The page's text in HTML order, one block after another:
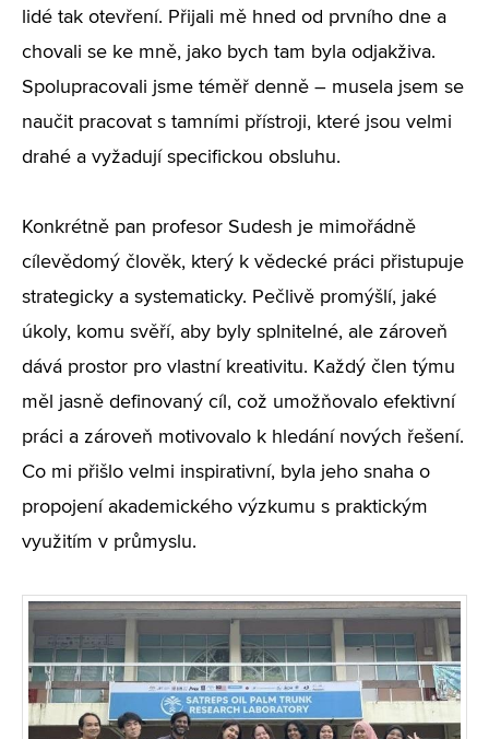
lidé tak otevření. Přijali mě hned od prvního dne a
chovali se ke mně, jako bych tam byla odjakživa.
Spolupracovali jsme téměř denně – musela jsem se
naučit pracovat s tamními přístroji, které jsou velmi
drahé a vyžadují specifickou obsluhu.
Konkrétně pan profesor Sudesh je mimořádně
cílevědomý člověk, který k vědecké práci přistupuje
strategicky a systematicky. Pečlivě promýšlí, jaké
úkoly, komu svěří, aby byly splnitelné, ale zároveň
dává prostor pro vlastní kreativitu. Každý člen týmu
měl jasně definovaný cíl, což umožňovalo efektivní
práci a zároveň motivovalo k hledání nových řešení.
Co mi přišlo velmi inspirativní, byla jeho snaha o
propojení akademického výzkumu s praktickým
využitím v průmyslu.